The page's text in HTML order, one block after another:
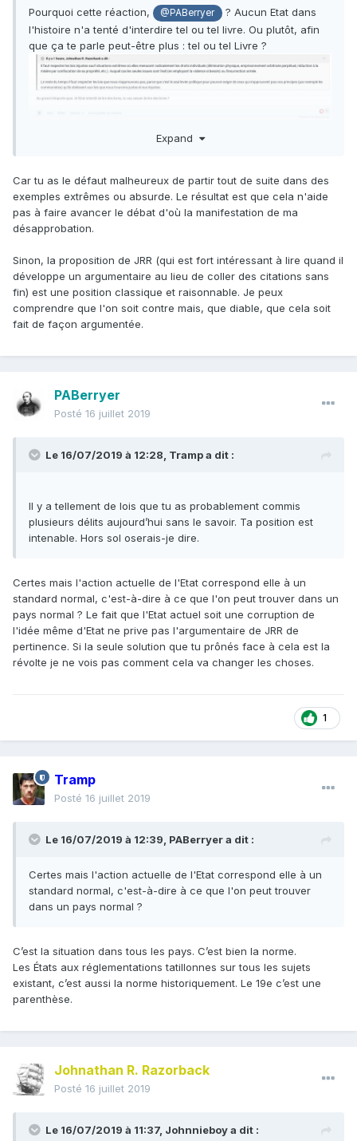
Pourquoi cette réaction, @PABerryer
? Aucun Etat dans
l'histoire n'a tenté d'interdire tel ou tel livre. Ou plutôt, afin
que ça te parle peut-être plus : tel ou tel Livre ?
Expand
Car tu as le défaut malheureux de partir tout de suite dans des
exemples extrêmes ou absurde. Le résultat est que cela n'aide
pas à faire avancer le débat d'où la manifestation de ma
désapprobation.
Sinon, la proposition de JRR (qui est fort intéressant à lire quand il
développe un argumentaire au lieu de coller des citations sans
fin) est une position classique et raisonnable. Je peux
comprendre que l'on soit contre mais, que diable, que cela soit
fait de façon argumentée.
PABerryer
Posté 16 juillet 2019
Le 16/07/2019 à 12:28, Trampa dit :
Il y a tellement de lois que tu as probablement commis
plusieurs délits aujourd’hui sans le savoir. Ta position est
intenable. Hors sol oserais-je dire.
Certes mais l'action actuelle de l'Etat correspond elle à un
standard normal, c'est-à-dire à ce que l'on peut trouver dans un
pays normal ? Le fait que l'Etat actuel soit une corruption de
l'idée même d'Etat ne prive pas l'argumentaire de JRR de
pertinence. Si la seule solution que tu prônés face à cela est la
révolte je ne vois pas comment cela va changer les choses.
1
Tramp
Posté 16 juillet 2019
Le 16/07/2019 à 12:39, PABerryera dit :
Certes mais l'action actuelle de l'Etat correspond elle à un
standard normal, c'est-à-dire à ce que l'on peut trouver
dans un pays normal ?
C’est la situation dans tous les pays. C’est bien la norme.
Les États aux réglementations tatillonnes sur tous les sujets
existant, c’est aussi la norme historiquement. Le 19e c’est une
parenthèse.
Johnathan R. Razorback
Posté 16 juillet 2019
Le 16/07/2019 à 11:37, Johnnieboya dit :